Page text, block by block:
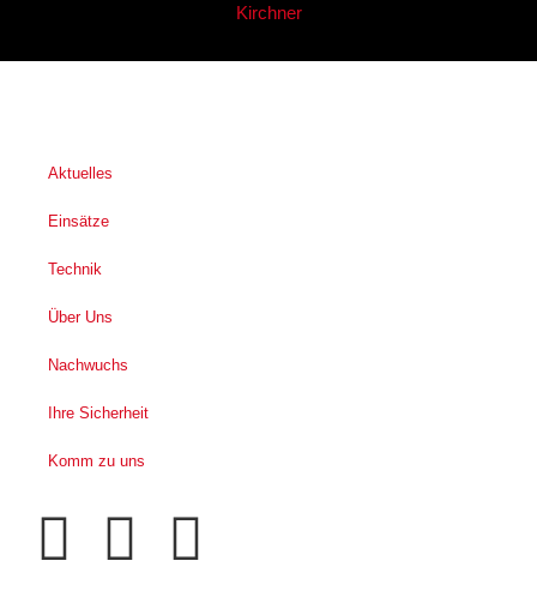
Kirchner
Aktuelles
Einsätze
Technik
Über Uns
Nachwuchs
Ihre Sicherheit
Komm zu uns